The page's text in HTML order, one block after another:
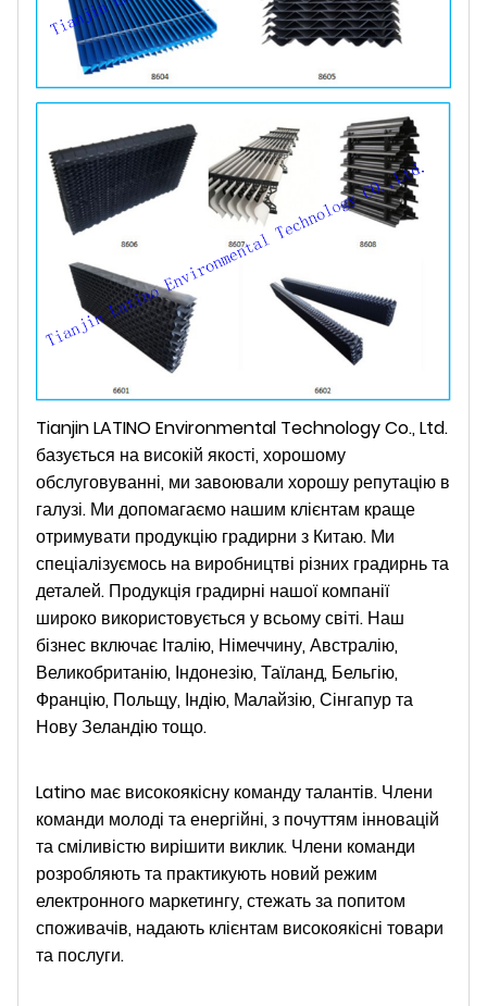
Tianjin LATINO Environmental Technology Co., Ltd.
базується на високій якості, хорошому
обслуговуванні, ми завоювали хорошу репутацію в
галузі. Ми допомагаємо нашим клієнтам краще
отримувати продукцію градирни з Китаю. Ми
спеціалізуємось на виробництві різних градирнь та
деталей. Продукція градирні нашої компанії
широко використовується у всьому світі. Наш
бізнес включає Італію, Німеччину, Австралію,
Великобританію, Індонезію, Таїланд, Бельгію,
Францію, Польщу, Індію, Малайзію, Сінгапур та
Нову Зеландію тощо.
Latino має високоякісну команду талантів. Члени
команди молоді та енергійні, з почуттям інновацій
та сміливістю вирішити виклик. Члени команди
розробляють та практикують новий режим
електронного маркетингу, стежать за попитом
споживачів, надають клієнтам високоякісні товари
та послуги.